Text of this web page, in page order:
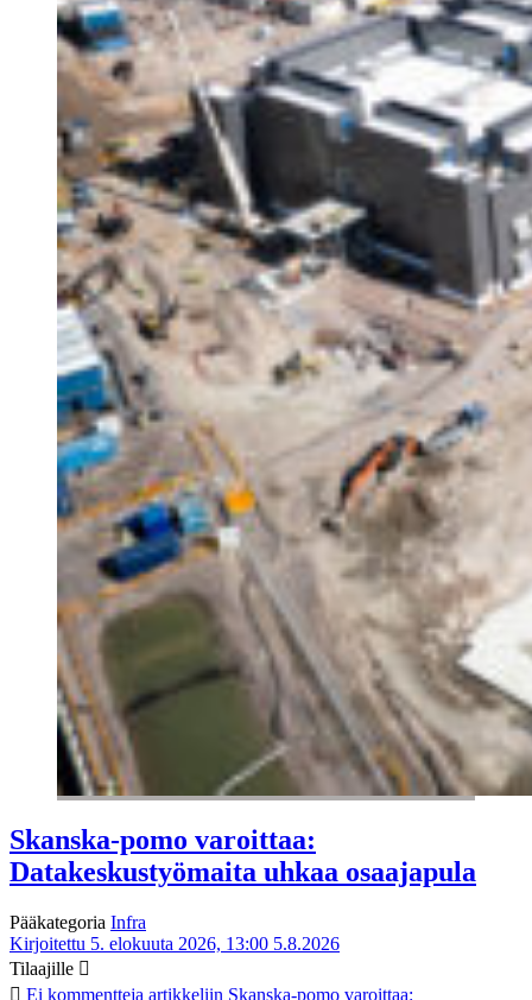
Skanska-pomo varoittaa:
Datakeskustyömaita uhkaa osaajapula
Pääkategoria Infra
Kirjoitettu 5. elokuuta 2026, 13:00 5.8.2026
Tilaajille
Ei kommentteja artikkeliin Skanska-pomo varoittaa: